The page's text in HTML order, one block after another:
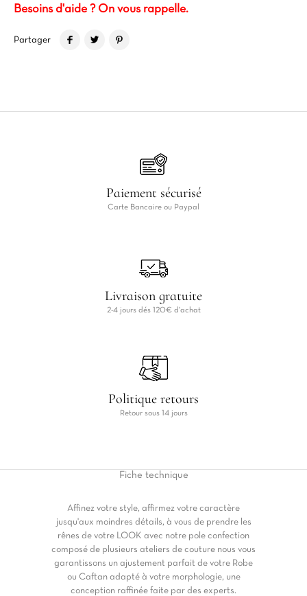
Besoins d'aide ? On vous rappelle.
Partager
Paiement sécurisé
Carte Bancaire ou Paypal
Livraison gratuite
2-4 jours dés 120€ d'achat
Politique retours
Retour sous 14 jours
Fiche technique
Affinez votre style, affirmez votre caractère
jusqu'aux moindres détails, à vous de prendre les
rênes de votre LOOK avec notre pole confection
composé de plusieurs ateliers de couture nous vous
garantissons un ajustement parfait de votre Robe
ou Caftan adapté à votre morphologie, une
conception raffinée faite par des experts.